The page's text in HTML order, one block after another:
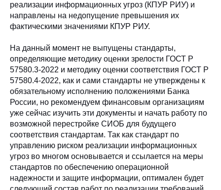
реализации информационных угроз (КПУР РИУ) и
направлены на недопущение превышения их
фактическими значениями КПУР РИУ.
На данный момент не выпущены стандарты,
определяющие методику оценки зрелости ГОСТ Р
57580.3-2022 и методику оценки соответствия ГОСТ Р
57580.4-2022, как и сами стандарты не утверждены к
обязательному исполнению положениями Банка
России, но рекомендуем финансовым организациям
уже сейчас изучить эти документы и начать работу по
возможной перестройке СИОБ для будущего
соответствия стандартам. Так как стандарт по
управлению риском реализации информационных
угроз во многом основывается и ссылается на меры
стандартов по обеспечению операционной
надежности и защите информации, оптимален будет